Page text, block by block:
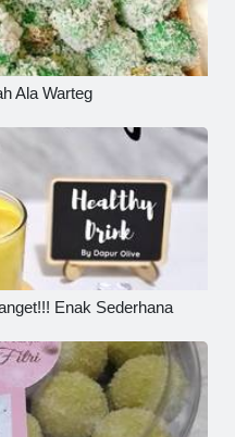
Ala Warteg
Enak Sederhana